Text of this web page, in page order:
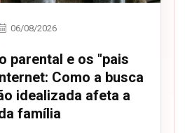
06/08/2026
parental e os "pais
Como a busca
idealizada afeta a
família